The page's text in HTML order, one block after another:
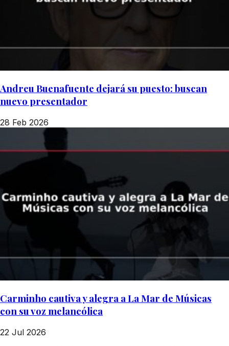
Andreu Buenafuente dejará su puesto: buscan
nuevo presentador
28 Feb 2026
Carminho cautiva y alegra a La Mar de Músicas
con su voz melancólica
22 Jul 2026